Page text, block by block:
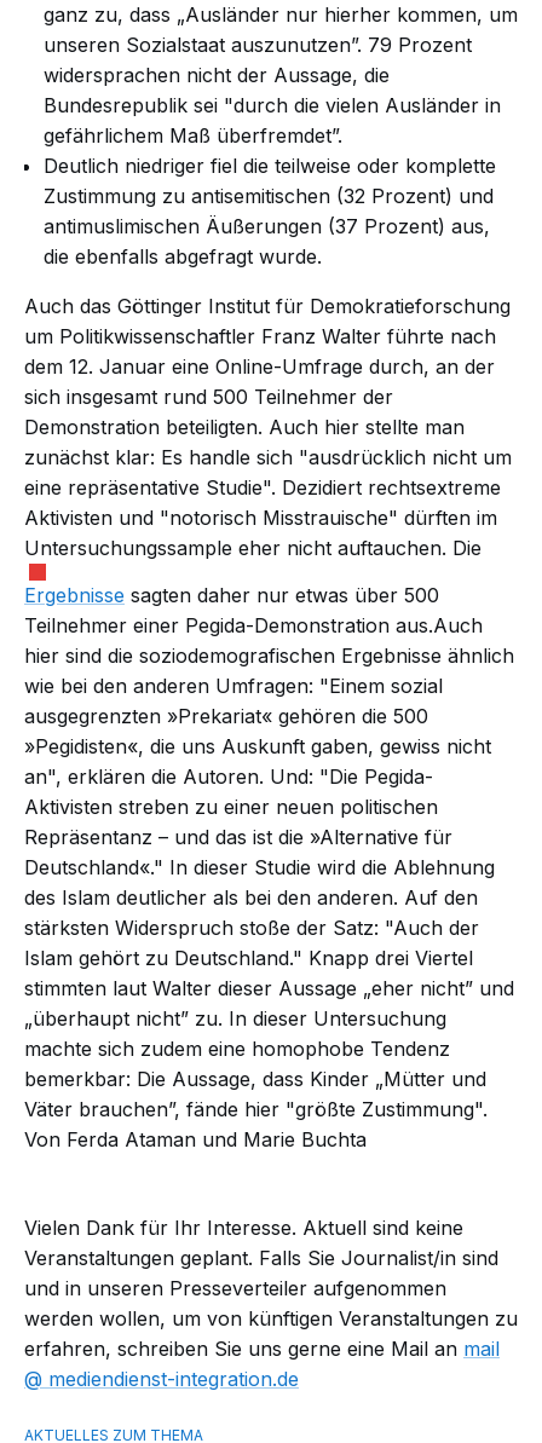
ganz zu, dass „Ausländer nur hierher kommen, um
unseren Sozialstaat auszunutzen”. 79 Prozent
widersprachen nicht der Aussage, die
Bundesrepublik sei "durch die vielen Ausländer in
gefährlichem Maß überfremdet”.
Deutlich niedriger fiel die teilweise oder komplette
Zustimmung zu antisemitischen (32 Prozent) und
antimuslimischen Äußerungen (37 Prozent) aus,
die ebenfalls abgefragt wurde.
Auch das Göttinger Institut für Demokratieforschung
um Politikwissenschaftler Franz Walter führte nach
dem 12. Januar eine Online-Umfrage durch, an der
sich insgesamt rund 500 Teilnehmer der
Demonstration beteiligten. Auch hier stellte man
zunächst klar: Es handle sich "ausdrücklich nicht um
eine repräsentative Studie". Dezidiert rechtsextreme
Aktivisten und "notorisch Misstrauische" dürften im
Untersuchungssample eher nicht auftauchen. Die
Ergebnisse sagten daher nur etwas über 500
Teilnehmer einer Pegida-Demonstration aus.Auch
hier sind die soziodemografischen Ergebnisse ähnlich
wie bei den anderen Umfragen: "Einem sozial
ausgegrenzten »Prekariat« gehören die 500
»Pegidisten«, die uns Auskunft gaben, gewiss nicht
an", erklären die Autoren. Und: "Die Pegida-
Aktivisten streben zu einer neuen politischen
Repräsentanz – und das ist die »Alternative für
Deutschland«." In dieser Studie wird die Ablehnung
des Islam deutlicher als bei den anderen. Auf den
stärksten Widerspruch stoße der Satz: "Auch der
Islam gehört zu Deutschland." Knapp drei Viertel
stimmten laut Walter dieser Aussage „eher nicht” und
„überhaupt nicht” zu. In dieser Untersuchung
machte sich zudem eine homophobe Tendenz
bemerkbar: Die Aussage, dass Kinder „Mütter und
Väter brauchen”, fände hier "größte Zustimmung".
Von Ferda Ataman und Marie Buchta
Vielen Dank für Ihr Interesse. Aktuell sind keine
Veranstaltungen geplant. Falls Sie Journalist/in sind
und in unseren Presseverteiler aufgenommen
werden wollen, um von künftigen Veranstaltungen zu
erfahren, schreiben Sie uns gerne eine Mail an mail​
mediendienst-integration.de